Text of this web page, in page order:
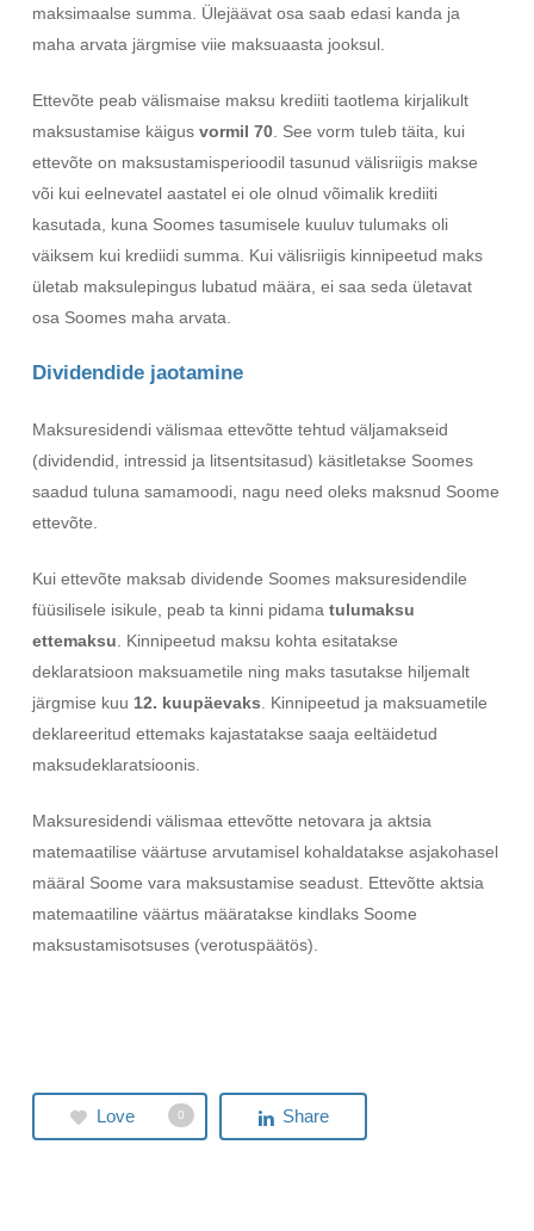
maksimaalse summa. Ülejäävat osa saab edasi kanda ja
maha arvata järgmise viie maksuaasta jooksul.
Ettevõte peab välismaise maksu krediiti taotlema kirjalikult
maksustamise käigus vormil 70. See vorm tuleb täita, kui
ettevõte on maksustamisperioodil tasunud välisriigis makse
või kui eelnevatel aastatel ei ole olnud võimalik krediiti
kasutada, kuna Soomes tasumisele kuuluv tulumaks oli
väiksem kui krediidi summa. Kui välisriigis kinnipeetud maks
ületab maksulepingus lubatud määra, ei saa seda ületavat
osa Soomes maha arvata.
Dividendide jaotamine
Maksuresidendi välismaa ettevõtte tehtud väljamakseid
(dividendid, intressid ja litsentsitasud) käsitletakse Soomes
saadud tuluna samamoodi, nagu need oleks maksnud Soome
ettevõte.
Kui ettevõte maksab dividende Soomes maksuresidendile
füüsilisele isikule, peab ta kinni pidama tulumaksu
ettemaksu . Kinnipeetud maksu kohta esitatakse
deklaratsioon maksuametile ning maks tasutakse hiljemalt
järgmise kuu 12. kuupäevaks . Kinnipeetud ja maksuametile
deklareeritud ettemaks kajastatakse saaja eeltäidetud
maksudeklaratsioonis.
Maksuresidendi välismaa ettevõtte netovara ja aktsia
matemaatilise väärtuse arvutamisel kohaldatakse asjakohasel
määral Soome vara maksustamise seadust. Ettevõtte aktsia
matemaatiline väärtus määratakse kindlaks Soome
maksustamisotsuses (verotuspäätös).
Love 0 Share